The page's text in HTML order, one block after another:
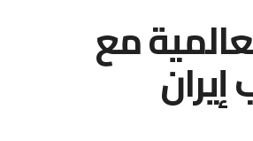
مع